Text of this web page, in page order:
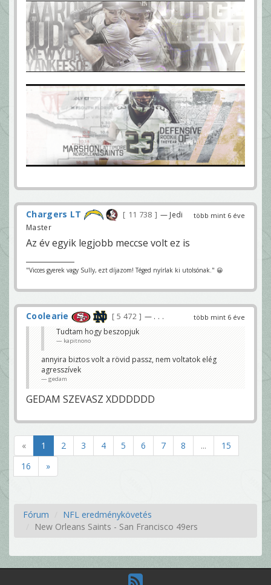
több mint 6 éve
Chargers LT 11 738
— Jedi
Master
Az év egyik legjobb meccse volt ez is
"Vicces gyerek vagy Sully, ezt díjazom! Téged nyírlak ki utolsónak." 😀
több mint 6 éve
Coolearie 5 472 — . . .
Tudtam hogy beszopjuk
kapitnono
annyira biztos volt a rövid passz, nem voltatok elég
agresszívek
gedam
GEDAM SZEVASZ XDDDDDD
« 1 2 3 4 5 6 7 8 ...
15
16
»
Fórum
NFL eredménykövetés
New Orleans Saints - San Francisco 49ers